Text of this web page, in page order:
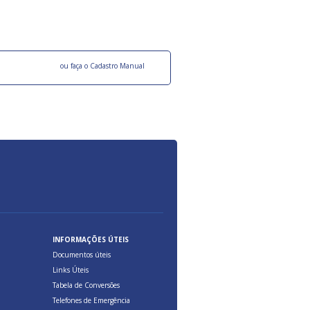
ou faça o Cadastro Manual
INFORMAÇÕES ÚTEIS
Documentos úteis
Links Úteis
Tabela de Conversões
Telefones de Emergência